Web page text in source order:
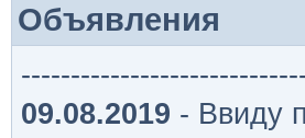
Объявления
09.08.2019 - Ввиду